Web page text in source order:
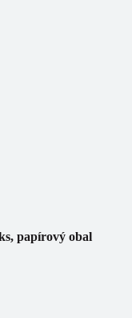
papírový obal